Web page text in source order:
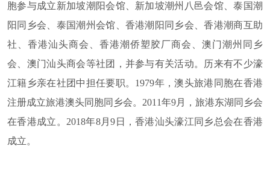
胞参与成立新加坡潮阳会馆、新加坡潮州八邑会馆、泰国潮
阳同乡会、泰国潮州会馆、香港潮阳同乡会、香港潮商互助
社、香港汕头商会、香港潮侨塑胶厂商会、澳门潮州同乡
会、澳门汕头商会等社团，并参与有关活动。历来有不少濠
江籍乡亲在社团中担任要职。 1979年，澳头旅港同胞在香港
注册成立旅港澳头同胞同乡会。 2011年9月，旅港东湖同乡会
在香港成立 。2018年8月9日，香港汕头濠江同乡总会在香港
成立。